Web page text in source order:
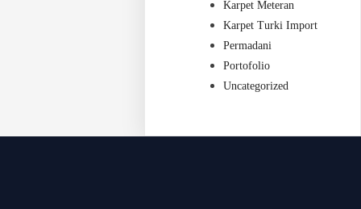
Karpet Meteran
Karpet Turki Import
Permadani
Portofolio
Uncategorized